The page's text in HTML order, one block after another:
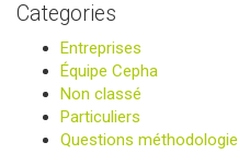
Categories
Entreprises
Équipe Cepha
Non classé
Particuliers
Questions méthodologie